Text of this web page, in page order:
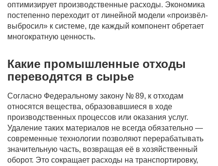
оптимизирует производственные расходы. Экономика
постепенно переходит от линейной модели «произвёл-
выбросил» к системе, где каждый компонент обретает
многократную ценность.
Какие промышленные отходы
переводятся в сырье
Согласно Федеральному закону № 89, к отходам
относятся вещества, образовавшиеся в ходе
производственных процессов или оказания услуг.
Удаление таких материалов не всегда обязательно —
современные технологии позволяют перерабатывать
значительную часть, возвращая её в хозяйственный
оборот. Это сокращает расходы на транспортировку,